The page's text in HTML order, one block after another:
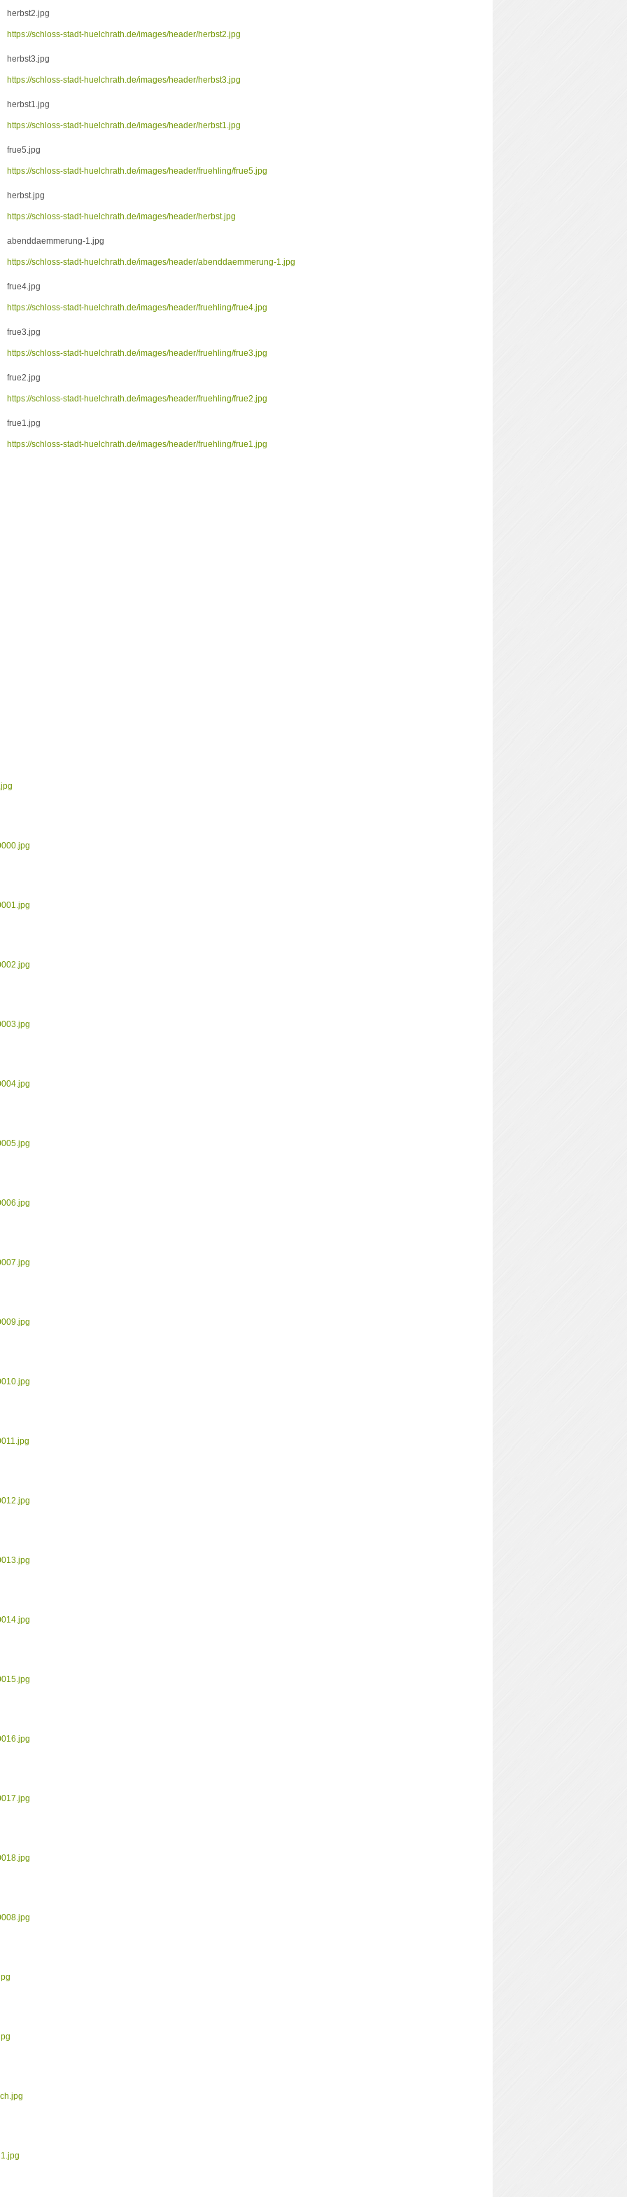
herbst2.jpg
https://schloss-stadt-huelchrath.de/images/header/herbst2.jpg
herbst3.jpg
https://schloss-stadt-huelchrath.de/images/header/herbst3.jpg
herbst1.jpg
https://schloss-stadt-huelchrath.de/images/header/herbst1.jpg
frue5.jpg
https://schloss-stadt-huelchrath.de/images/header/fruehling/frue5.jpg
herbst.jpg
https://schloss-stadt-huelchrath.de/images/header/herbst.jpg
abenddaemmerung-1.jpg
https://schloss-stadt-huelchrath.de/images/header/abenddaemmerung-1.jpg
frue4.jpg
https://schloss-stadt-huelchrath.de/images/header/fruehling/frue4.jpg
frue3.jpg
https://schloss-stadt-huelchrath.de/images/header/fruehling/frue3.jpg
frue2.jpg
https://schloss-stadt-huelchrath.de/images/header/fruehling/frue2.jpg
frue1.jpg
https://schloss-stadt-huelchrath.de/images/header/fruehling/frue1.jpg